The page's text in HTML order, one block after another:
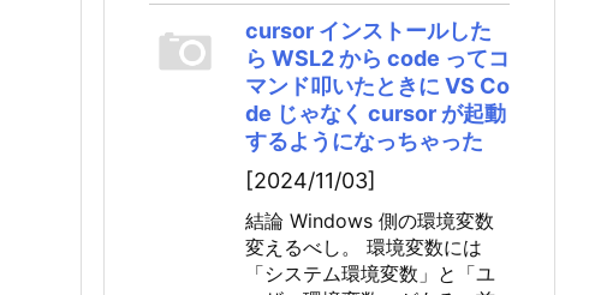
cursor インストールした
ら WSL2 から code ってコ
マンド叩いたときに VS Co
de じゃなく cursor が起動
するようになっちゃった
[2024/11/03]
結論 Windows 側の環境変数
変えるべし。 環境変数には
「システム環境変数」と「ユ